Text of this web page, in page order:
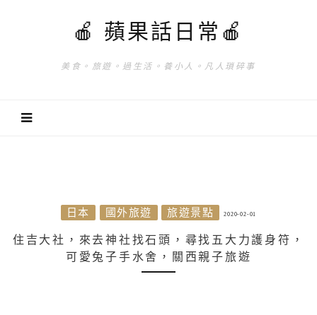
🍎 蘋果話日常🍎
美食。旅遊。過生活。養小人。凡人瑣碎事
日本 國外旅遊 旅遊景點 2020-02-01
住吉大社，來去神社找石頭，尋找五大力護身符，
可愛兔子手水舍，關西親子旅遊